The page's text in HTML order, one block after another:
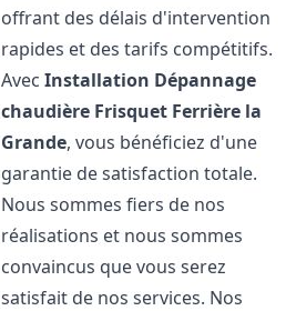
offrant des délais d'intervention
rapides et des tarifs compétitifs.
AvecInstallation Dépannage
chaudière Frisquet Ferrière la
Grande, vous bénéficiez d'une
garantie de satisfaction totale.
Nous sommes fiers de nos
réalisations et nous sommes
convaincus que vous serez
satisfait de nos services. Nos